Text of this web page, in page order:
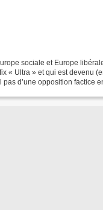
sociale et Europe
« Ultra » et qui est devenu
pas d’une opposition factice